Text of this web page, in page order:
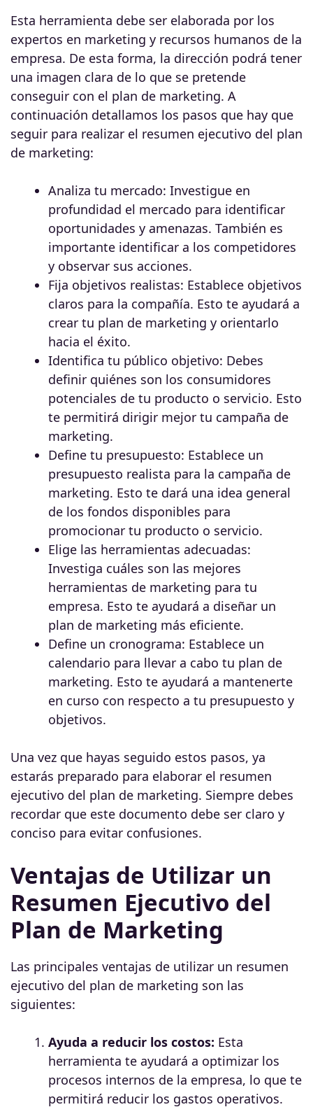
Esta herramienta debe ser elaborada por los
expertos en marketing y recursos humanos de la
empresa. De esta forma, la dirección podrá tener
una imagen clara de lo que se pretende
conseguir con el plan de marketing. A
continuación detallamos los pasos que hay que
seguir para realizar el resumen ejecutivo del plan
de marketing:
Analiza tu mercado: Investigue en
profundidad el mercado para identificar
oportunidades y amenazas. También es
importante identificar a los competidores
y observar sus acciones.
Fija objetivos realistas: Establece objetivos
claros para la compañía. Esto te ayudará a
crear tu plan de marketing y orientarlo
hacia el éxito.
Identifica tu público objetivo: Debes
definir quiénes son los consumidores
potenciales de tu producto o servicio. Esto
te permitirá dirigir mejor tu campaña de
marketing.
Define tu presupuesto: Establece un
presupuesto realista para la campaña de
marketing. Esto te dará una idea general
de los fondos disponibles para
promocionar tu producto o servicio.
Elige las herramientas adecuadas:
Investiga cuáles son las mejores
herramientas de marketing para tu
empresa. Esto te ayudará a diseñar un
plan de marketing más eficiente.
Define un cronograma: Establece un
calendario para llevar a cabo tu plan de
marketing. Esto te ayudará a mantenerte
en curso con respecto a tu presupuesto y
objetivos.
Una vez que hayas seguido estos pasos, ya
estarás preparado para elaborar el resumen
ejecutivo del plan de marketing. Siempre debes
recordar que este documento debe ser claro y
conciso para evitar confusiones.
Ventajas de Utilizar un
Resumen Ejecutivo del
Plan de Marketing
Las principales ventajas de utilizar un resumen
ejecutivo del plan de marketing son las
siguientes:
Ayuda a reducir los costos: Esta
herramienta te ayudará a optimizar los
procesos internos de la empresa, lo que te
permitirá reducir los gastos operativos.